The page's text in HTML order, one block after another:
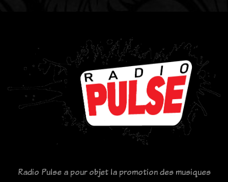
Radio Pulse a pour objet la promotion des musiques